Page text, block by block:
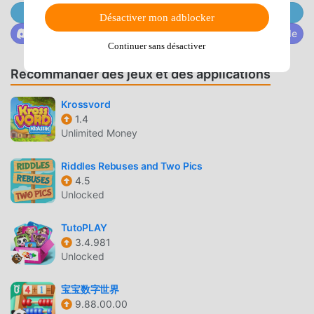
names.* Time game (give as many answers as you can in 1
minute) - you should give more than 25 correct answers to
get a star.Two learning tools:* Flashcards (browse through
animals.The app is translated into 23 languages. If you
wish, you can test your knowledge of animal names in
English, German, Spanish, and many other foreign
languages.Advertisements can be removed by an in-app
purchase.Become an expert in zoology! Make your first
step into ornithology and herpetology! Guess the animal in
the picture!
ANIMAL QUIZ INTRODUCTION
Animal Quiz En tant que jeu educational très populaire
récemment, il a gagné beaucoup de fans dans le monde
entier qui aiment les jeux educational. Si vous souhaitez
télécharger ce jeu, en tant que plus grand site de
téléchargement de jeux gratuits mod apk au monde -
Rejoignez @MODDROID.CO sur Telegram Channel
Rejoignez @MODDROID.CO sur la communauté Discorde
Recommander des jeux et des applications
Krossvord
1.4
Unlimited Money
Riddles Rebuses and Two Pics
4.5
Unlocked
TutoPLAY
3.4.981
Unlocked
宝宝数字世界
9.88.00.00
Désactiver mon adblocker
Continuer sans désactiver